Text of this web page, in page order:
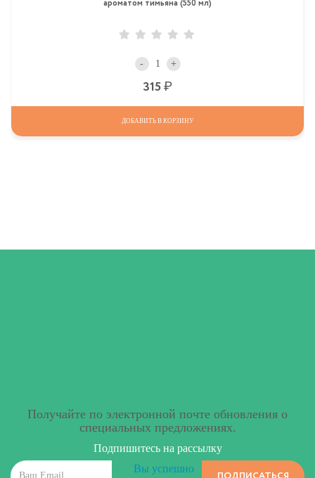
ароматом тимьяна (550 мл)
- +
315
ДОБАВИТЬ В КОРЗИНУ
Получайте по электронной почте обновления о
специальных предложениях.
Подпишитесь на рассылку
Вы успешно